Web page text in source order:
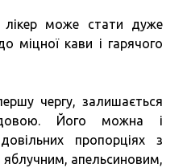
лікер може стати дуже
міцної кави і гарячого
чергу, залишається
Його можна і
пропорціях з
апельсиновим,